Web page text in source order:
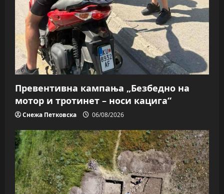
Превентивна кампања „Безбедно на
мотор и тротинет – носи кацига“
Снежа Петковска 06/08/2026